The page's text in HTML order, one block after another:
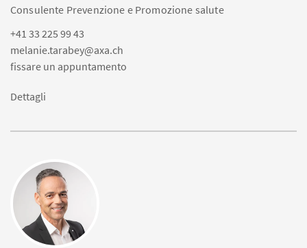
Consulente Prevenzione e Promozione salute
+41 33 225 99 43
melanie.tarabey@axa.ch
fissare un appuntamento
Dettagli